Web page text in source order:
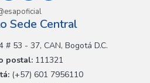
Sede Central
# 53 - 37, CAN, Bogotá D.C.
postal: 111321
(+57) 601 7956110